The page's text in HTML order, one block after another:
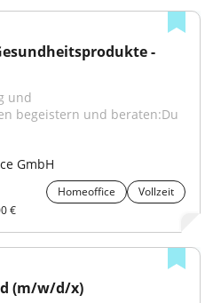
und
begeistern und beraten:Du
GmbH
Homeoffice
Vollzeit
€
(m/w/d/x)